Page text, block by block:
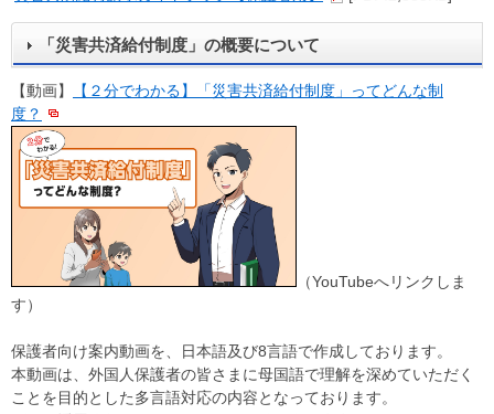
「災害共済給付制度」の概要について
【動画】
【２分でわかる】「災害共済給付制度」ってどんな制
度？
（YouTubeへリンクしま
す）
保護者向け案内動画を、日本語及び8言語で作成しております。
本動画は、外国人保護者の皆さまに母国語で理解を深めていただく
ことを目的とした多言語対応の内容となっております。